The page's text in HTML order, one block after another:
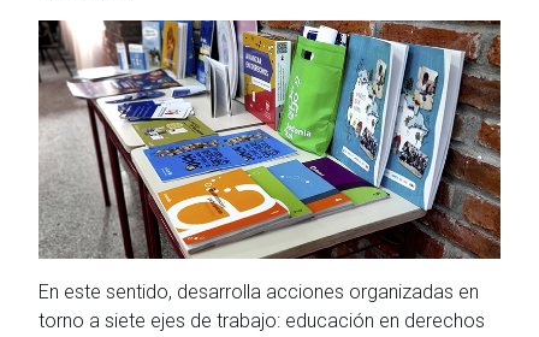
En este sentido, desarrolla acciones organizadas en
torno a siete ejes de trabajo: educación en derechos